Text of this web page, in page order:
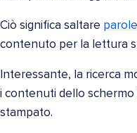
Ciò significa saltare
contenuto per la lettura
Interessante, la ricerca
i contenuti dello schermo
stampato.